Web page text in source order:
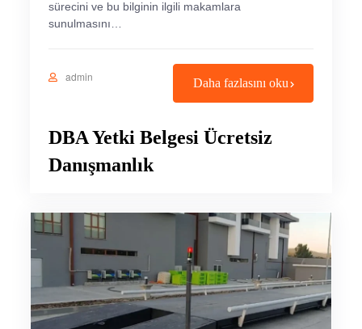
sürecini ve bu bilginin ilgili makamlara
sunulmasını…
admin Daha fazlasını oku
DBA Yetki Belgesi Ücretsiz
Danışmanlık